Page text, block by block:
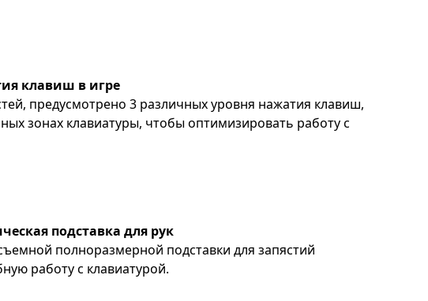
клавиш в игре
предусмотрено 3 различных уровня нажатия клавиш,
зонах клавиатуры, чтобы оптимизировать работу с
подставка для рук
полноразмерной подставки для запястий
работу с клавиатурой.